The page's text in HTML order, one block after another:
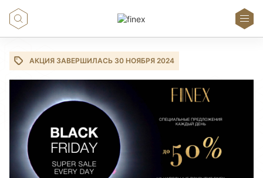
АКЦИЯ ЗАВЕРШИЛАСЬ 30 НОЯБРЯ 2024